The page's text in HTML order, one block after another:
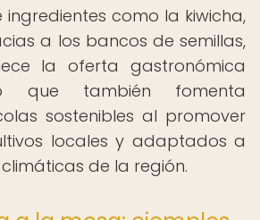
ingredientes como la kiwicha,
a los bancos de semillas,
la oferta gastronómica
que también fomenta
sostenibles al promover
locales y adaptados a
de la región.